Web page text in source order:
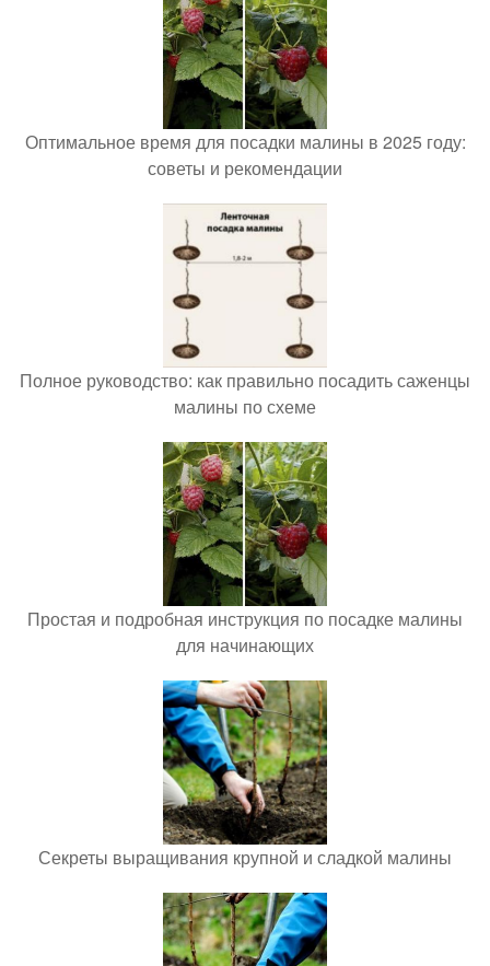
Оптимальное время для посадки малины в 2025 году:
советы и рекомендации
Полное руководство: как правильно посадить саженцы
малины по схеме
Простая и подробная инструкция по посадке малины
для начинающих
Секреты выращивания крупной и сладкой малины